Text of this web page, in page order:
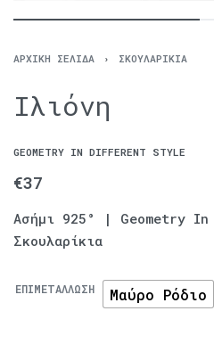
ΑΡΧΙΚΉ ΣΕΛΊΔΑ › ΣΚΟΥΛΑΡΊΚΙΑ
Ιλιόνη
GEOMETRY IN DIFFERENT STYLE
€37
Ασήμι 925° | Geometry
Σκουλαρίκια
ΕΠΙΜΕΤΆΛΛΩΣΗ Μαύρο Ρόδιο